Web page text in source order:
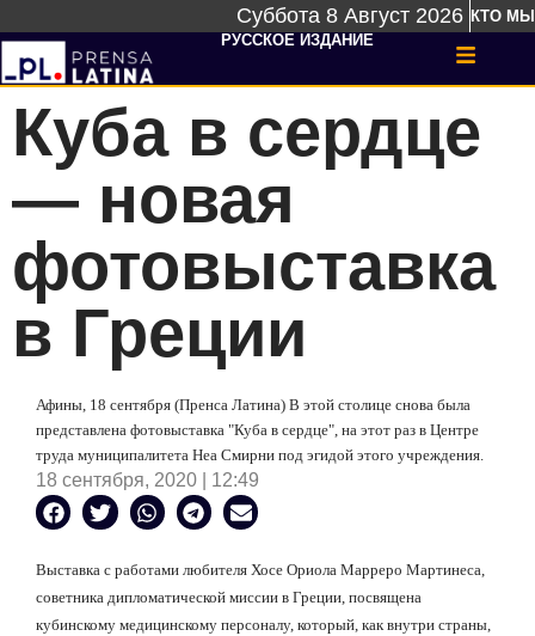
Суббота 8 Август 2026 КТО МЫ
РУССКОЕ ИЗДАНИЕ
Куба в сердце
— новая
фотовыставка
в Греции
Афины, 18 сентября (Пренса Латина) В этой столице снова была
представлена фотовыставка "Куба в сердце", на этот раз в Центре
труда муниципалитета Неа Смирни под эгидой этого учреждения.
18 сентября, 2020 | 12:49
Выставка с работами любителя Хосе Ориола Марреро Мартинеса,
советника дипломатической миссии в Греции, посвящена
кубинскому медицинскому персоналу, который, как внутри страны,